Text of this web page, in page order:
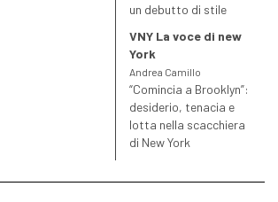
un debutto di stile
VNY La voce di new
York
Andrea Camillo
“Comincia a Brooklyn”:
desiderio, tenacia e
lotta nella scacchiera
di New York